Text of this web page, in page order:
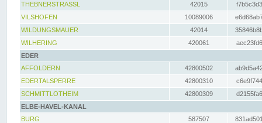
THEBNERSTRASSL
42015
VILSHOFEN
10089006
WILDUNGSMAUER
42014
WILHERING
420061
EDER
AFFOLDERN
42800502
EDERTALSPERRE
42800310
SCHMITTLOTHEIM
42800309
ELBE-HAVEL-KANAL
BURG
587507